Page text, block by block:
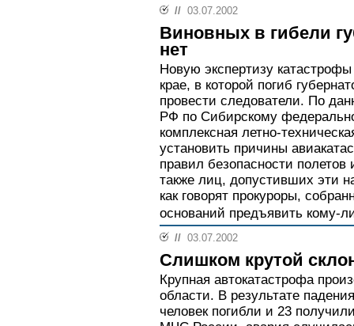
// 03.07.2002
Виновных в гибели
нет
Новую экспертизу
крае, в которой погиб
провести следователи. По
РФ по Сибирскому
комплексная летно-
установить причины
правил безопасности полетов
также лиц, допустивших эти
как говорят прокуроры,
оснований предъявить кому-
// 03.07.2002
Слишком крутой
Крупная автокатастрофа
области. В результате
человек погибли и 23